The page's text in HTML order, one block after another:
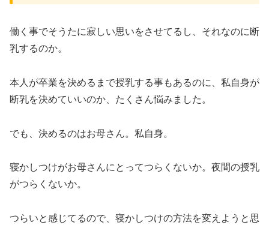
働く事でそうたに寂しい思いをさせてるし、それなのに断
乳するのか。
本人が卒業を決めるまで授乳する事もあるのに、私自身が
断乳を決めていいのか、たくさん悩みました。
でも、決めるのはお母さん。私自身。
寝かしつけがお母さんにとってつらくないか。夜間の授乳
がつらくないか。
つらいと感じてるので、寝かしつけの方法を変えようと思